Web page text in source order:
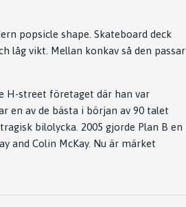
popsicle shape. Skateboard deck
låg vikt. Mellan konkav så den passar
H-street företaget där han var
en av de bästa i början av 90 talet
bilolycka. 2005 gjorde Plan B en
and Colin McKay. Nu är märket